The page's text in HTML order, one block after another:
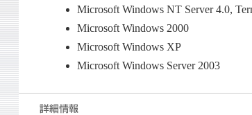
Microsoft Windows NT Server 4.0,
Microsoft Windows 2000
Microsoft Windows XP
Microsoft Windows Server 2003